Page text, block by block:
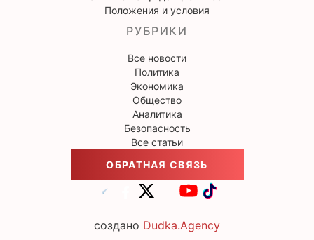
Положения и условия
РУБРИКИ
Все новости
Политика
Экономика
Общество
Аналитика
Безопасность
Все статьи
ОБРАТНАЯ СВЯЗЬ
создано Dudka.Agency